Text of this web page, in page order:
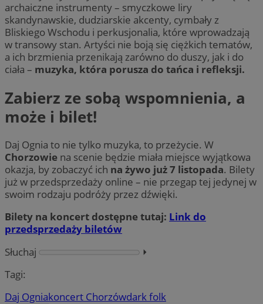
archaiczne instrumenty – smyczkowe liry
skandynawskie, dudziarskie akcenty, cymbały z
Bliskiego Wschodu i perkusjonalia, które wprowadzają
w transowy stan. Artyści nie boją się ciężkich tematów,
a ich brzmienia przenikają zarówno do duszy, jak i do
ciała – muzyka, która porusza do tańca i refleksji.
Zabierz ze sobą wspomnienia, a
może i bilet!
Daj Ognia to nie tylko muzyka, to przeżycie. W
Chorzowie na scenie będzie miała miejsce wyjątkowa
okazja, by zobaczyć ich na żywo już 7 listopada. Bilety
już w przedsprzedaży online – nie przegap tej jedynej w
swoim rodzaju podróży przez dźwięki.
Bilety na koncert dostępne tutaj: Link do
przedsprzedaży biletów
Słuchaj
⏵︎
Tagi:
Daj Ogniakoncert Chorzówdark folk